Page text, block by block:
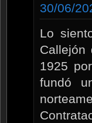
30/06/
Lo
1925
fundó